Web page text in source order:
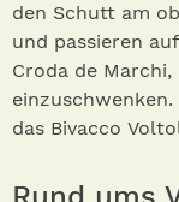
den Schutt am
und passieren
Croda de Marchi,
das Bivacco